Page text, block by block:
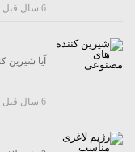
6 سال قبل
آیا
6 سال قبل